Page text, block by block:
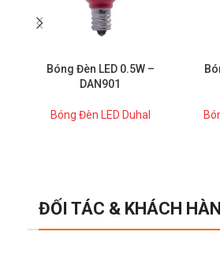
Bóng Đèn LED 0.5W –
DAN901
Bóng Đèn LED Duhal
ĐỐI TÁC & KHÁCH